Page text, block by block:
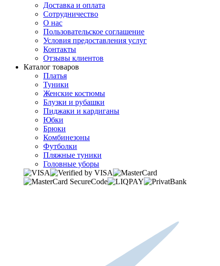
Доставка и оплата
Сотрудничество
О нас
Пользовательское соглашение
Условия предоставления услуг
Контакты
Отзывы клиентов
Каталог товаров
Платья
Туники
Женские костюмы
Блузки и рубашки
Пиджаки и кардиганы
Юбки
Брюки
Комбинезоны
Футболки
Пляжные туники
Головные уборы